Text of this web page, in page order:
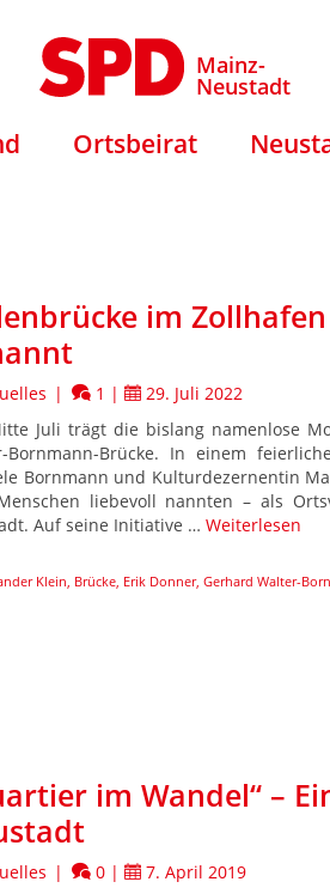
Mainz-
Neustadt
Ortsbeirat
im
| 1 |
29. Juli 2022
Juli trägt die bislang namenlose
Bornmann-Brücke. In einem
Bornmann und Kulturdezernentin
liebevoll nannten – als
Auf seine Initiative … Weiterlesen
Klein Brücke Erik Donner, Gerhard Walter-
im Wandel“ –
| 0 |
7. April 2019